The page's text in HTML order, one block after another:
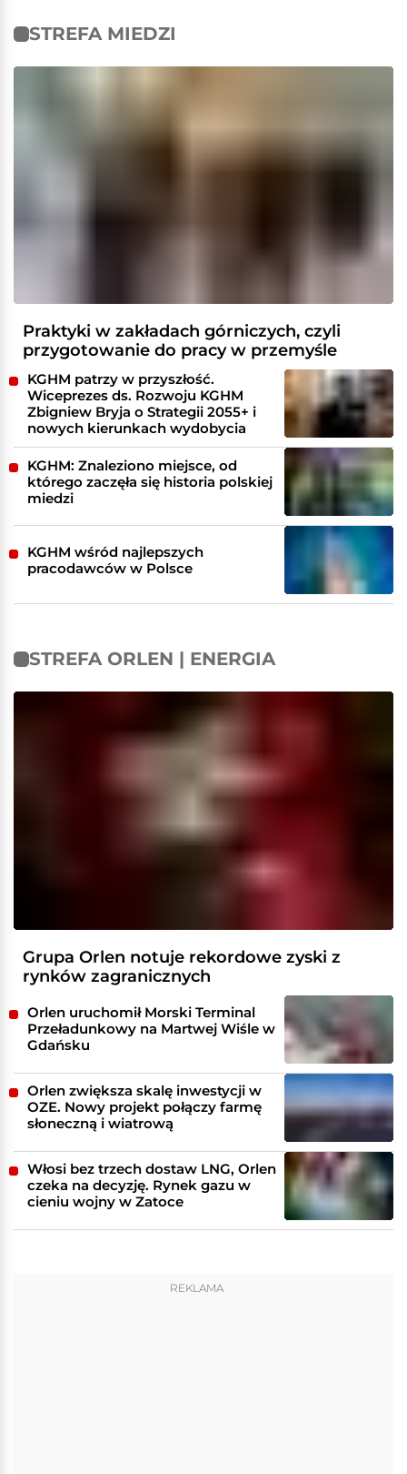
STREFA MIEDZI
Praktyki w zakładach górniczych, czyli
przygotowanie do pracy w przemyśle
KGHM patrzy w przyszłość.
Wiceprezes ds. Rozwoju KGHM
Zbigniew Bryja o Strategii 2055+ i
nowych kierunkach wydobycia
KGHM: Znaleziono miejsce, od
którego zaczęła się historia polskiej
miedzi
KGHM wśród najlepszych
pracodawców w Polsce
STREFA ORLEN | ENERGIA
Grupa Orlen notuje rekordowe zyski z
rynków zagranicznych
Orlen uruchomił Morski Terminal
Przeładunkowy na Martwej Wiśle w
Gdańsku
Orlen zwiększa skalę inwestycji w
OZE. Nowy projekt połączy farmę
słoneczną i wiatrową
Włosi bez trzech dostaw LNG, Orlen
czeka na decyzję. Rynek gazu w
cieniu wojny w Zatoce
REKLAMA